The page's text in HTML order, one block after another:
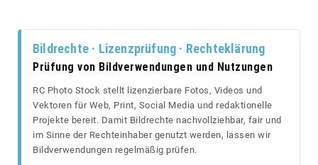
Bildrechte · Lizenzprüfung · Rechteklärung
Prüfung von Bildverwendungen und Nutzungen
RC Photo Stock stellt lizenzierbare Fotos, Videos und
Vektoren für Web, Print, Social Media und redaktionelle
Projekte bereit. Damit Bildrechte nachvollziehbar, fair und
im Sinne der Rechteinhaber genutzt werden, lassen wir
Bildverwendungen regelmäßig prüfen.